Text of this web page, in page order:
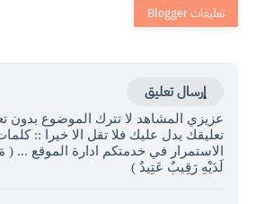
إرسال تعليق
عزيزي المشاهد لا تترك الموضوع بدون
تعليقك يدل عليك فلا تقل الا خيرا ::
الاستمرار في خدمتكم ادارة الموقع ... (
لَدَيْهِ رَقِيبٌ عَتِيدٌ )